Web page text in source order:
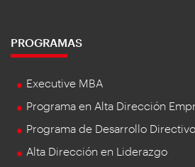
PROGRAMAS
Executive MBA
Programa en Alta Dirección
Programa de Desarrollo
Alta Dirección en Liderazgo